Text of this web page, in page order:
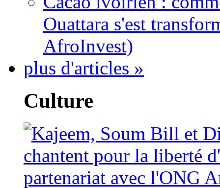
Ouattara s'est
AfroInvest)
plus d'articles »
Culture